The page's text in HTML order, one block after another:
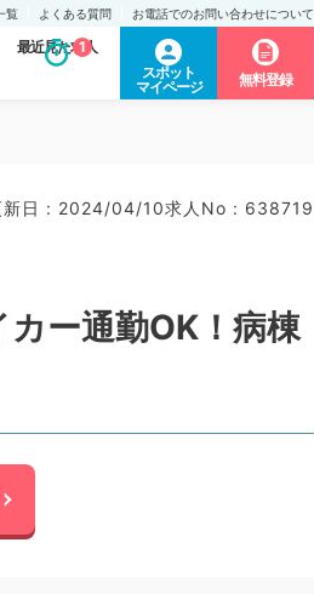
覧 よくある質問 お電話でのお問い合わせについて
最近見た求人
1
スポット
マイページ
無料登録
新日 : 2024/04/10求人No : 638719
カー通勤OK！病棟